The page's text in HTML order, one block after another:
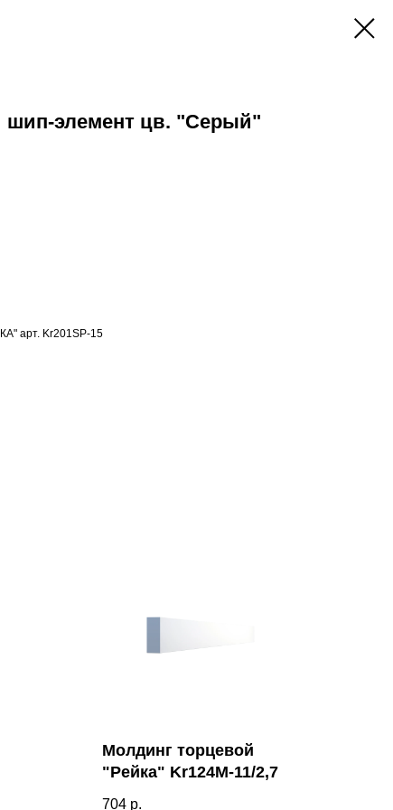
шип-элемент цв. "Серый"
арт. Kr201SP-15
Молдинг торцевой
"Рейка" Kr124M-11/2,7
704 р.